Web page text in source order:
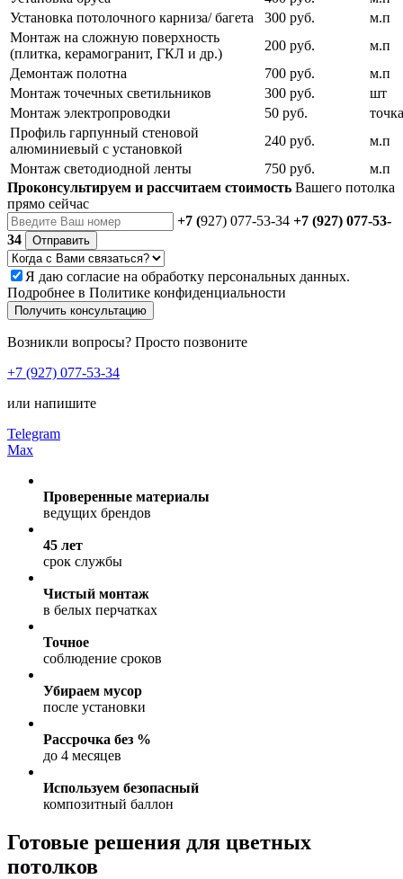
Установка потолочного карниза/ багета
300 руб.
м.п
Монтаж на сложную поверхность
(плитка, керамогранит, ГКЛ и др.)
200 руб.
м.п
Демонтаж полотна
700 руб.
м.п
Монтаж точечных светильников
300 руб.
шт
Монтаж электропроводки
50 руб.
точка
Профиль гарпунный стеновой
алюминиевый с установкой
240 руб.
м.п
Монтаж светодиодной ленты
750 руб.
м.п
Проконсультируем и рассчитаем стоимость Вашего потолка
прямо сейчас
+7 (927) 077-53-34 +7 (927) 077-53-
34
Отправить
Я даю согласие на обработку персональных данных.
Подробнее в Политике конфиденциальности
Получить консультацию
Возникли вопросы? Просто позвоните
+7 (927) 077-53-34
или напишите
Telegram
Max
Проверенные материалы
ведущих брендов
45 лет
срок службы
Чистый монтаж
в белых перчатках
Точное
соблюдение сроков
Убираем мусор
после установки
Рассрочка без %
до 4 месяцев
Используем безопасный
композитный баллон
Готовые решения для цветных
потолков